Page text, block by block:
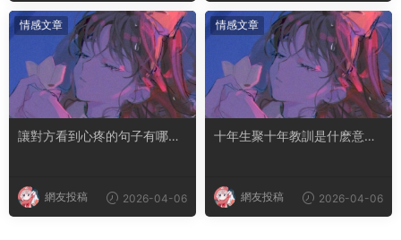
情感文章
讓對方看到心疼的句子有哪
網友投稿 2026-04-06
情感文章
十年生聚十年教訓是什麽意思
網友投稿 2026-04-06